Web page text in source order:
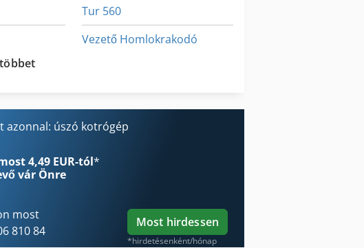
Tur 560
Vezető Homlokrakodó
azonnal: úszó kotrógép
4,49 EUR-tól*
vár Önre
most
810 84
Most hirdessen
*hirdetésenként/hónap